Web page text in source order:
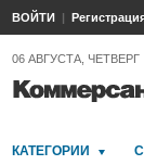
ВОЙТИ
06 АВГУСТА, ЧЕТВЕРГ
КАТЕГОРИИ